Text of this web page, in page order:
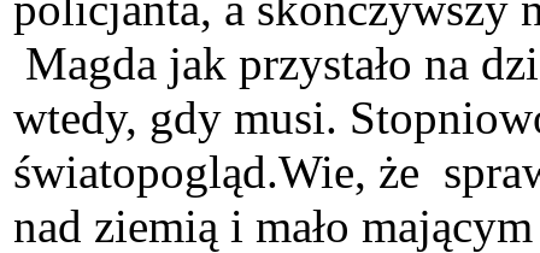
Magda jak przystało na
wtedy, gdy musi.
światopogląd.Wie, że
nad ziemią i mało